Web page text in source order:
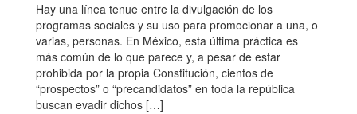
Hay una línea tenue entre la divulgación de los
programas sociales y su uso para promocionar a una, o
varias, personas. En México, esta última práctica es
más común de lo que parece y, a pesar de estar
prohibida por la propia Constitución, cientos de
“prospectos” o “precandidatos” en toda la república
buscan evadir dichos […]